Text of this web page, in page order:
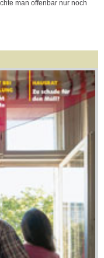
man offenbar nur noch